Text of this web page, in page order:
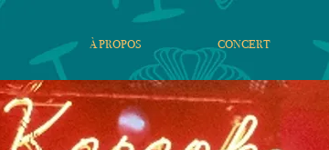
À PROPOS CONCERT